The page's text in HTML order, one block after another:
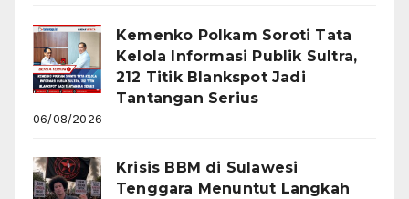
Kemenko Polkam Soroti Tata
Kelola Informasi Publik Sultra,
212 Titik Blankspot Jadi
Tantangan Serius
06/08/2026
Krisis BBM di Sulawesi
Tenggara Menuntut Langkah